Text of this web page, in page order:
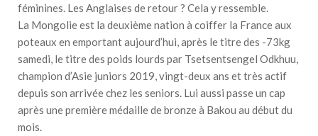
féminines. Les Anglaises de retour ? Cela y ressemble.
La Mongolie est la deuxième nation à coiffer la France aux
poteaux en emportant aujourd’hui, après le titre des -73kg
samedi, le titre des poids lourds par Tsetsentsengel Odkhuu,
champion d’Asie juniors 2019, vingt-deux ans et très actif
depuis son arrivée chez les seniors. Lui aussi passe un cap
après une première médaille de bronze à Bakou au début du
mois.